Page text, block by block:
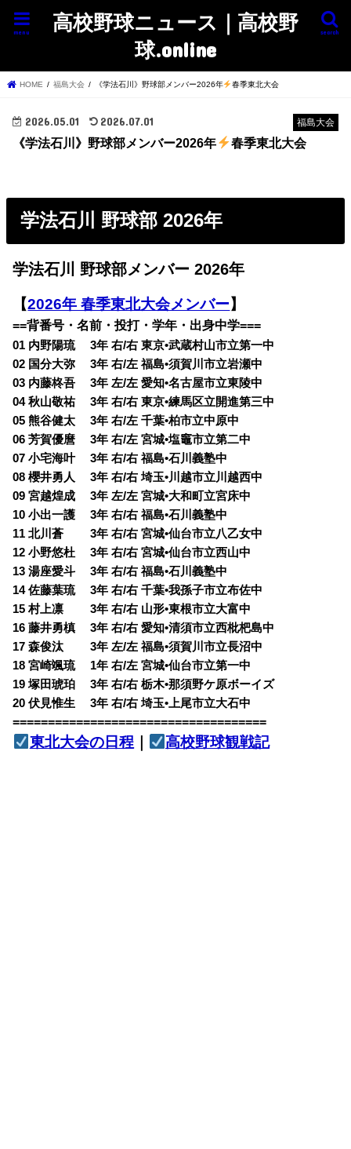
高校野球ニュース｜高校野
球.online
search
menu
HOME 福島大会 《学法石川》野球部メンバー2026年 春季東北大会
福島大会
2026.05.01 2026.07.01
《学法石川》野球部メンバー2026年 春季東北大会
学法石川 野球部 2026年
学法石川 野球部メンバー 2026年
【2026年 春季東北大会メンバー】
==背番号・名前・投打・学年・出身中学===
01 内野陽琉 3年 右/右 東京•武蔵村山市立第一中
02 国分大弥 3年 右/左 福島•須賀川市立岩瀬中
03 内藤柊吾 3年 左/左 愛知•名古屋市立東陵中
04 秋山敬祐 3年 右/右 東京•練馬区立開進第三中
05 熊谷健太 3年 右/左 千葉•柏市立中原中
06 芳賀優麿 3年 右/左 宮城•塩竈市立第二中
07 小宅海叶 3年 右/右 福島•石川義塾中
08 櫻井勇人 3年 右/右 埼玉•川越市立川越西中
09 宮越煌成 3年 左/左 宮城•大和町立宮床中
10 小出一護 3年 右/右 福島•石川義塾中
11 北川蒼 3年 右/右 宮城•仙台市立八乙女中
12 小野悠杜 3年 右/右 宮城•仙台市立西山中
13 湯座愛斗 3年 右/右 福島•石川義塾中
14 佐藤葉琉 3年 右/右 千葉•我孫子市立布佐中
15 村上凛 3年 右/右 山形•東根市立大富中
16 藤井勇槙 3年 右/右 愛知•清須市立西枇杷島中
17 森俊汰 3年 左/左 福島•須賀川市立長沼中
18 宮崎颯琉 1年 右/左 宮城•仙台市立第一中
19 塚田琥珀 3年 右/右 栃木•那須野ケ原ボーイズ
20 伏見惟生 3年 右/右 埼玉•上尾市立大石中
====================================
東北大会の日程｜ 高校野球観戦記